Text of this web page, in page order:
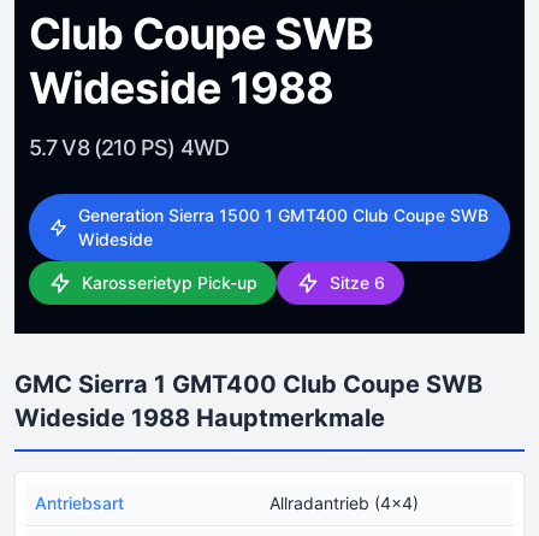
Club Coupe SWB
Wideside 1988
5.7 V8 (210 PS) 4WD
Generation Sierra 1500 1 GMT400 Club Coupe SWB
Wideside
Karosserietyp Pick-up Sitze 6
GMC Sierra 1 GMT400 Club Coupe SWB
Wideside 1988 Hauptmerkmale
Antriebsart Allradantrieb (4x4)